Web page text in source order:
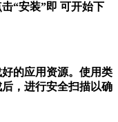
“安装”即 可开始下
的应用资源。使用类
，进行安全扫描以确